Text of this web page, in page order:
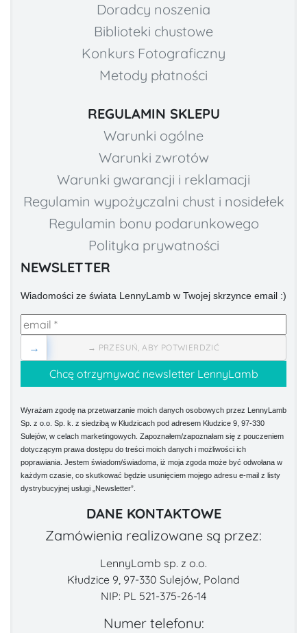
Doradcy noszenia
Biblioteki chustowe
Konkurs Fotograficzny
Metody płatności
REGULAMIN SKLEPU
Warunki ogólne
Warunki zwrotów
Warunki gwarancji i reklamacji
Regulamin wypożyczalni chust i nosidełek
Regulamin bonu podarunkowego
Polityka prywatności
NEWSLETTER
Wiadomości ze świata LennyLamb w Twojej skrzynce email :)
→ PRZESUŃ, ABY POTWIERDZIĆ
→
Wyrażam zgodę na przetwarzanie moich danych osobowych przez LennyLamb
Sp. z o.o. Sp. k. z siedzibą w Kłudzicach pod adresem Kłudzice 9, 97-330
Sulejów, w celach marketingowych. Zapoznałem/zapoznałam się z pouczeniem
dotyczącym prawa dostępu do treści moich danych i możliwości ich
poprawiania. Jestem świadom/świadoma, iż moja zgoda może być odwołana w
każdym czasie, co skutkować będzie usunięciem mojego adresu e-mail z listy
dystrybucyjnej usługi „Newsletter”.
DANE KONTAKTOWE
Zamówienia realizowane są przez:
LennyLamb sp. z o.o.
Kłudzice 9, 97-330 Sulejów, Poland
NIP: PL 521-375-26-14
Numer telefonu: